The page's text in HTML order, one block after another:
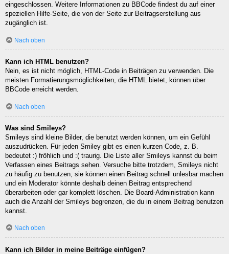
eingeschlossen. Weitere Informationen zu BBCode findest du auf einer
speziellen Hilfe-Seite, die von der Seite zur Beitragserstellung aus
zugänglich ist.
Nach oben
Kann ich HTML benutzen?
Nein, es ist nicht möglich, HTML-Code in Beiträgen zu verwenden. Die
meisten Formatierungsmöglichkeiten, die HTML bietet, können über
BBCode erreicht werden.
Nach oben
Was sind Smileys?
Smileys sind kleine Bilder, die benutzt werden können, um ein Gefühl
auszudrücken. Für jeden Smiley gibt es einen kurzen Code, z. B.
bedeutet :) fröhlich und :( traurig. Die Liste aller Smileys kannst du beim
Verfassen eines Beitrags sehen. Versuche bitte trotzdem, Smileys nicht
zu häufig zu benutzen, sie können einen Beitrag schnell unlesbar machen
und ein Moderator könnte deshalb deinen Beitrag entsprechend
überarbeiten oder gar komplett löschen. Die Board-Administration kann
auch die Anzahl der Smileys begrenzen, die du in einem Beitrag benutzen
kannst.
Nach oben
Kann ich Bilder in meine Beiträge einfügen?